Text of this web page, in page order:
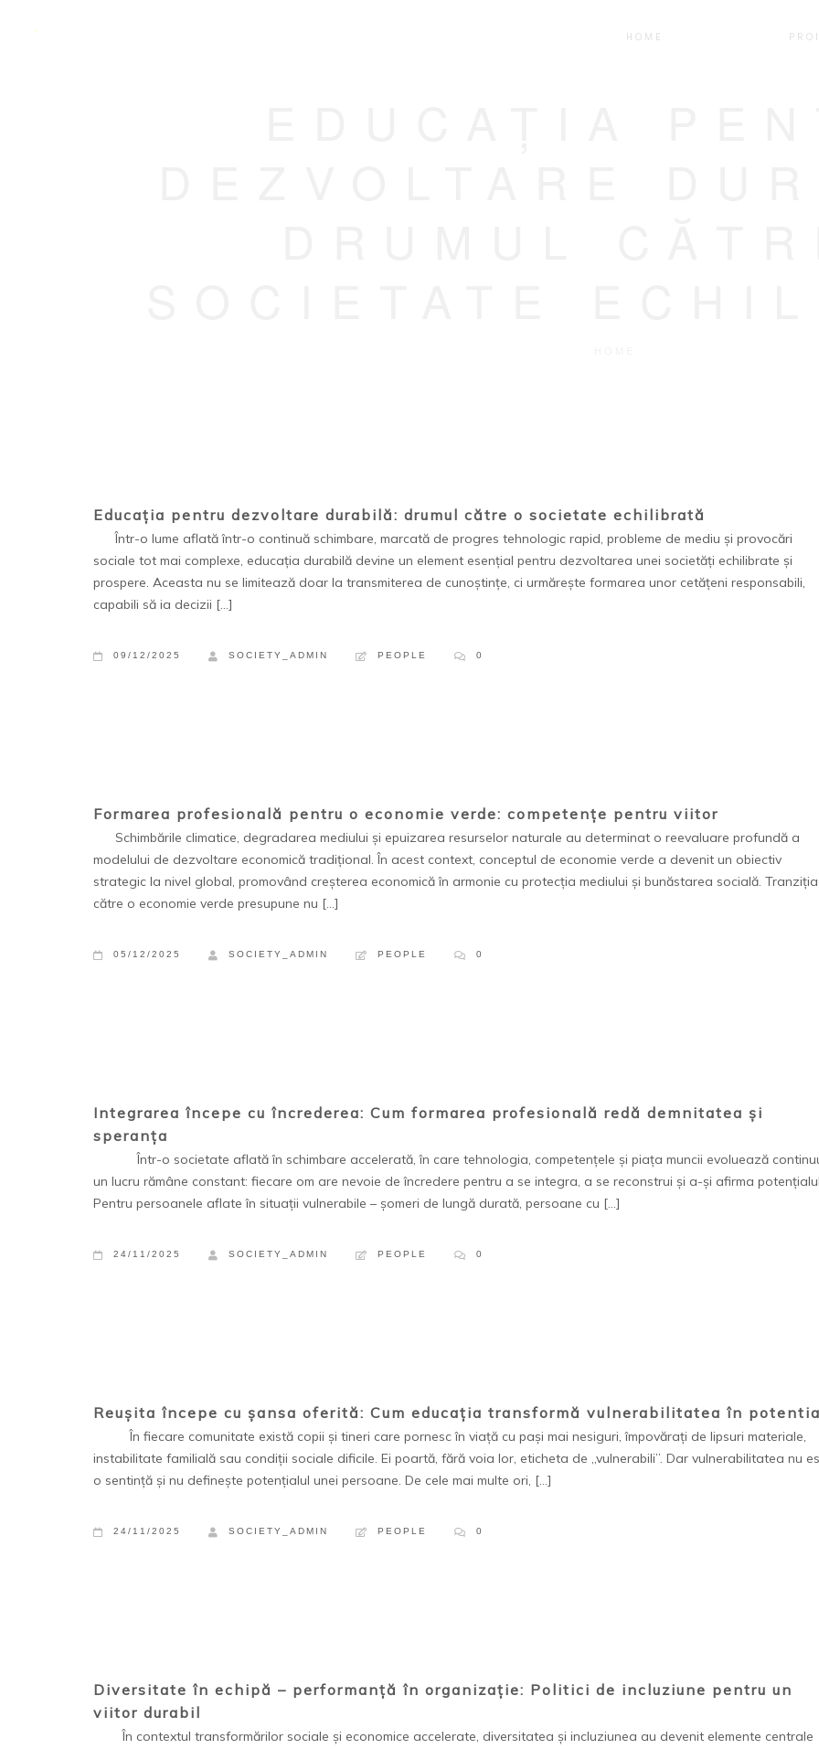
HOME
Educația pentru dezvoltare durabilă: drumul către o societate echilibrată
Într-o lume aflată într-o continuă schimbare, marcată de progres tehnologic rapid, probleme de mediu și provocări
sociale tot mai complexe, educația durabilă devine un element esențial pentru dezvoltarea unei societăți echilibrate și
prospere. Aceasta nu se limitează doar la transmiterea de cunoștințe, ci urmărește formarea unor cetățeni responsabili,
capabili să ia decizii […]
09/12/2025 SOCIETY_ADMIN PEOPLE 0
Formarea profesională pentru o economie verde: competențe pentru viitor
Schimbările climatice, degradarea mediului și epuizarea resurselor naturale au determinat o reevaluare profundă a
modelului de dezvoltare economică tradițional. În acest context, conceptul de economie verde a devenit un obiectiv
strategic la nivel global, promovând creșterea economică în armonie cu protecția mediului și bunăstarea socială. Tranziția
către o economie verde presupune nu […]
05/12/2025 SOCIETY_ADMIN PEOPLE 0
Integrarea începe cu încrederea: Cum formarea profesională redă demnitatea și
speranța
Într-o societate aflată în schimbare accelerată, în care tehnologia, competențele și piața muncii evoluează
un lucru rămâne constant: fiecare om are nevoie de încredere pentru a se integra, a se reconstrui și a-și afirma
Pentru persoanele aflate în situații vulnerabile – șomeri de lungă durată, persoane cu […]
24/11/2025 SOCIETY_ADMIN PEOPLE 0
Reușita începe cu șansa oferită: Cum educația transformă vulnerabilitatea în
În fiecare comunitate există copii și tineri care pornesc în viață cu pași mai nesiguri, împovărați de lipsuri materiale,
instabilitate familială sau condiții sociale dificile. Ei poartă, fără voia lor, eticheta de „vulnerabili”. Dar vulnerabilitatea nu
o sentință și nu definește potențialul unei persoane. De cele mai multe ori, […]
24/11/2025 SOCIETY_ADMIN PEOPLE 0
Diversitate în echipă – performanță în organizație: Politici de incluziune pentru un
viitor durabil
În contextul transformărilor sociale și economice accelerate, diversitatea și incluziunea au devenit elemente centrale